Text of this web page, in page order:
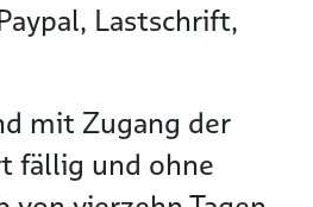
Lastschrift,
mit Zugang der
fällig und ohne